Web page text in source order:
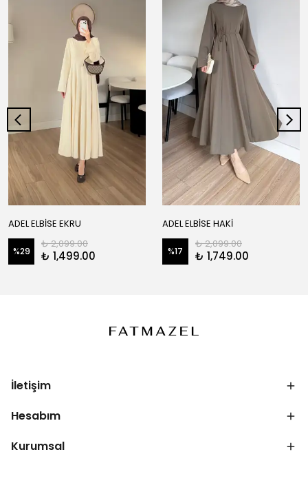
ADEL ELBİSE EKRU
%29
₺ 2,099.00
₺ 1,499.00
ADEL ELBİSE HAKİ
%17
₺ 2,099.00
₺ 1,749.00
İletişim
Hesabım
Kurumsal